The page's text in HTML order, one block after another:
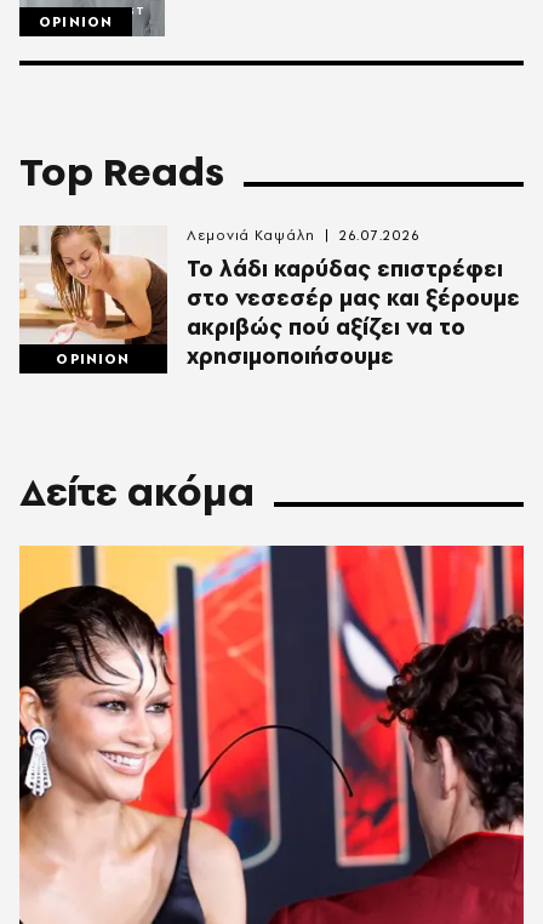
OPINION
Top Reads
OPINION
Το λάδι καρύδας επιστρέφει
στο νεσεσέρ μας και ξέρουμε
ακριβώς πού αξίζει να το
χρησιμοποιήσουμε
Λεμονιά Καψάλη 26.07.2026
Δείτε ακόμα